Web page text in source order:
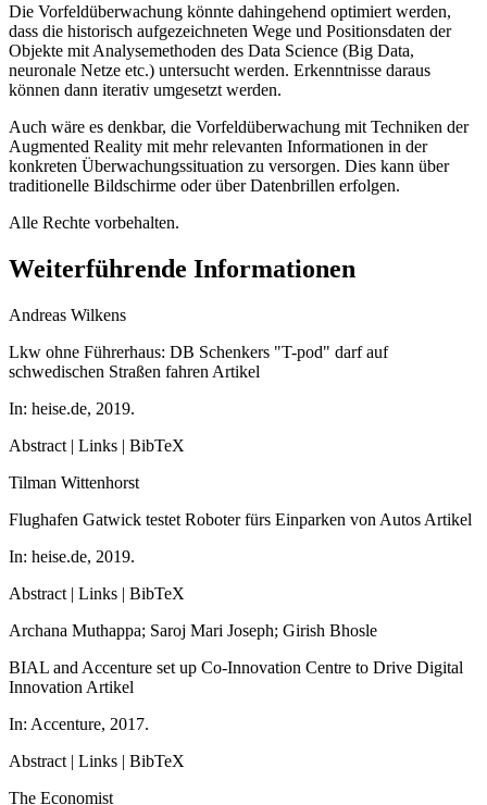
Die Vorfeldüberwachung könnte dahingehend optimiert werden,
dass die historisch aufgezeichneten Wege und Positionsdaten der
Objekte mit Analysemethoden des Data Science (Big Data,
neuronale Netze etc.) untersucht werden. Erkenntnisse daraus
können dann iterativ umgesetzt werden.
Auch wäre es denkbar, die Vorfeldüberwachung mit Techniken der
Augmented Reality mit mehr relevanten Informationen in der
konkreten Überwachungssituation zu versorgen. Dies kann über
traditionelle Bildschirme oder über Datenbrillen erfolgen.
Alle Rechte vorbehalten.
Weiterführende Informationen
Andreas Wilkens
Lkw ohne Führerhaus: DB Schenkers "T-pod" darf auf
schwedischen Straßen fahren Artikel
In: heise.de, 2019.
Abstract | Links | BibTeX
Tilman Wittenhorst
Flughafen Gatwick testet Roboter fürs Einparken von Autos Artikel
In: heise.de, 2019.
Abstract | Links | BibTeX
Archana Muthappa; Saroj Mari Joseph; Girish Bhosle
BIAL and Accenture set up Co-Innovation Centre to Drive Digital
Innovation Artikel
In: Accenture, 2017.
Abstract | Links | BibTeX
The Economist